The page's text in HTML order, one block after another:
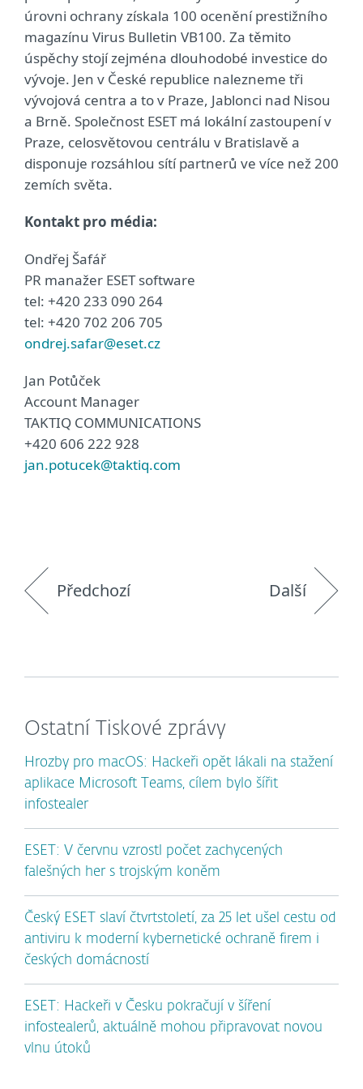
úrovni ochrany získala 100 ocenění prestižního
magazínu Virus Bulletin VB100. Za těmito
úspěchy stojí zejména dlouhodobé investice do
vývoje. Jen v České republice nalezneme tři
vývojová centra a to v Praze, Jablonci nad Nisou
a Brně. Společnost ESET má lokální zastoupení v
Praze, celosvětovou centrálu v Bratislavě a
disponuje rozsáhlou sítí partnerů ve více než 200
zemích světa.
Kontakt pro média:
Ondřej Šafář
PR manažer ESET software
tel: +420 233 090 264
tel: +420 702 206 705
ondrej.safar@eset.cz
Jan Potůček
Account Manager
TAKTIQ COMMUNICATIONS
+420 606 222 928
jan.potucek@taktiq.com
Předchozí Další
Ostatní Tiskové zprávy
Hrozby pro macOS: Hackeři opět lákali na stažení
aplikace Microsoft Teams, cílem bylo šířit
infostealer
ESET: V červnu vzrostl počet zachycených
falešných her s trojským koněm
Český ESET slaví čtvrtstoletí, za 25 let ušel cestu od
antiviru k moderní kybernetické ochraně firem i
českých domácností
ESET: Hackeři v Česku pokračují v šíření
infostealerů, aktuálně mohou připravovat novou
vlnu útoků